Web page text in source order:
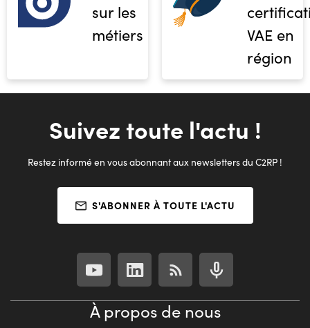
sur les
métiers
VAE en
région
Suivez toute l'actu !
Restez informé en vous abonnant aux newsletters du C2RP !
S'ABONNER À TOUTE L'ACTU
À propos de nous